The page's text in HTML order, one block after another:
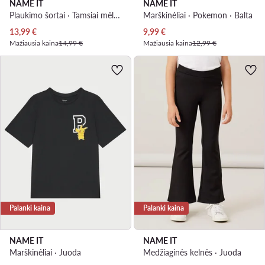
NAME IT
Plaukimo šortai · Tamsiai mėlyna
Dabartinė kaina
13,99€
Mažiausia kaina14,99 €
NAME IT
Marškinėliai · Pokemon · Balta
Dabartinė kaina
9,99€
Mažiausia kaina12,99 €
Palanki kaina
NAME IT
Marškinėliai · Juoda
Palanki kaina
NAME IT
Medžiaginės kelnės · Juoda